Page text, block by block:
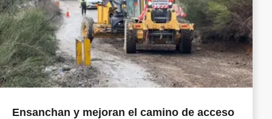
Ensanchan y mejoran el camino de acceso